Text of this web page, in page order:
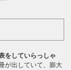
をしていらっしゃ
が出していて、膨大